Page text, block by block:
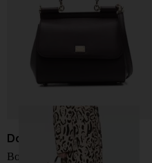
Dolce & Gabbana
Borsa grande in pelle Sicily